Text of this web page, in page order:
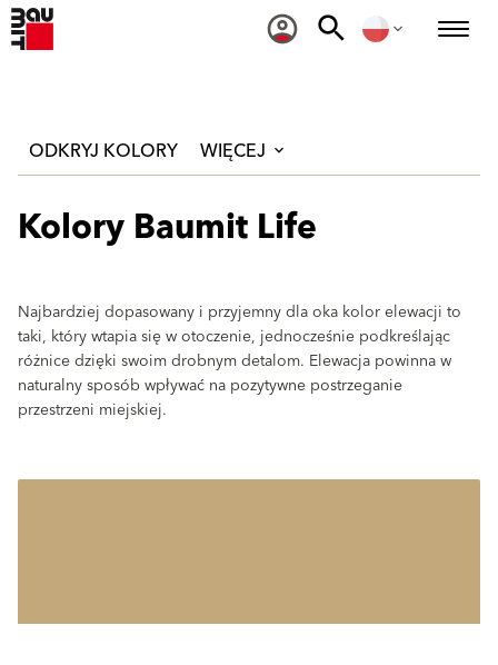
ODKRYJ KOLORY WIĘCEJ
Kolory Baumit Life
Najbardziej dopasowany i przyjemny dla oka kolor elewacji to
taki, który wtapia się w otoczenie, jednocześnie podkreślając
różnice dzięki swoim drobnym detalom. Elewacja powinna w
naturalny sposób wpływać na pozytywne postrzeganie
przestrzeni miejskiej.